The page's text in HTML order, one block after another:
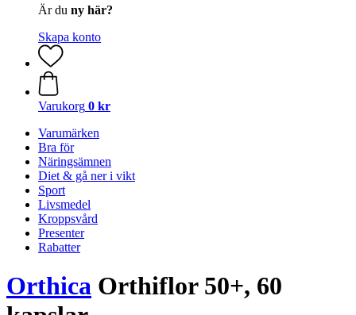
Är du ny här?
Skapa konto
Varukorg 0 kr
Varumärken
Bra för
Näringsämnen
Diet & gå ner i vikt
Sport
Livsmedel
Kroppsvård
Presenter
Rabatter
Orthica Orthiflor 50+, 60